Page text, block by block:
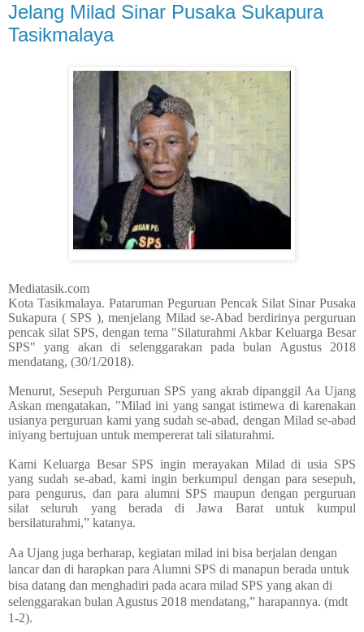
Jelang Milad Sinar Pusaka Sukapura
Tasikmalaya
Mediatasik.com
Kota Tasikmalaya. Pataruman Peguruan Pencak Silat Sinar Pusaka
Sukapura ( SPS ), menjelang Milad se-Abad berdirinya perguruan
pencak silat SPS, dengan tema "Silaturahmi Akbar Keluarga Besar
SPS" yang akan di selenggarakan pada bulan Agustus 2018
mendatang, (30/1/2018).
Menurut, Sesepuh Perguruan SPS yang akrab dipanggil Aa Ujang
Askan mengatakan, "Milad ini yang sangat istimewa di karenakan
usianya perguruan kami yang sudah se-abad, dengan Milad se-abad
iniyang bertujuan untuk mempererat tali silaturahmi.
Kami Keluarga Besar SPS ingin merayakan Milad di usia SPS
yang sudah se-abad, kami ingin berkumpul dengan para sesepuh,
para pengurus, dan para alumni SPS maupun dengan perguruan
silat seluruh yang berada di Jawa Barat untuk kumpul
bersilaturahmi,” katanya.
Aa Ujang juga berharap, kegiatan milad ini bisa berjalan dengan
lancar dan di harapkan para Alumni SPS di manapun berada untuk
bisa datang dan menghadiri pada acara milad SPS yang akan di
selenggarakan bulan Agustus 2018 mendatang,” harapannya. (mdt
1-2).